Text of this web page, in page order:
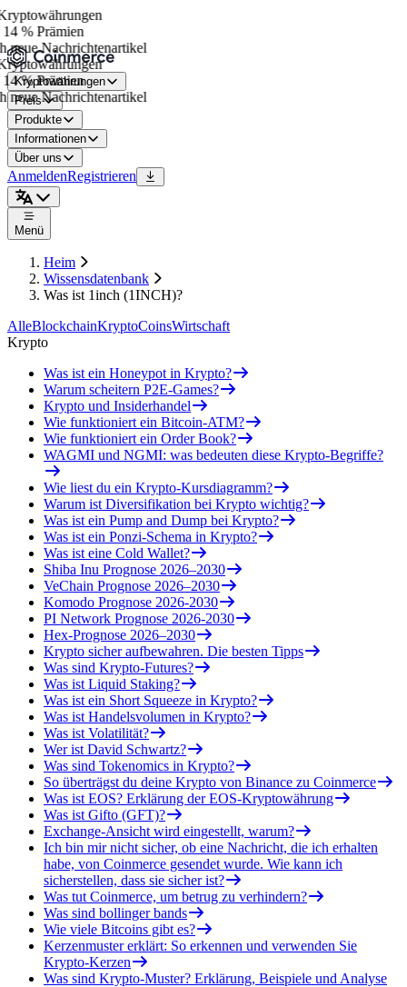
% Prämien
Nachrichtenartikel
% Prämien
Nachrichtenartikel
Kryptowährungen
Preis
Produkte
Informationen
Über uns
AnmeldenRegistrieren
Menü
Heim
Wissensdatenbank
Was ist 1inch (1INCH)?
AlleBlockchainKryptoCoinsWirtschaft
Krypto
Was ist ein Honeypot in Krypto?
Warum scheitern P2E-Games?
Krypto und Insiderhandel
Wie funktioniert ein Bitcoin-ATM?
Wie funktioniert ein Order Book?
WAGMI und NGMI: was bedeuten diese Krypto-Begriffe?
Wie liest du ein Krypto-Kursdiagramm?
Warum ist Diversifikation bei Krypto wichtig?
Was ist ein Pump and Dump bei Krypto?
Was ist ein Ponzi-Schema in Krypto?
Was ist eine Cold Wallet?
Shiba Inu Prognose 2026–2030
VeChain Prognose 2026–2030
Komodo Prognose 2026-2030
PI Network Prognose 2026-2030
Hex-Prognose 2026–2030
Krypto sicher aufbewahren. Die besten Tipps
Was sind Krypto-Futures?
Was ist Liquid Staking?
Was ist ein Short Squeeze in Krypto?
Was ist Handelsvolumen in Krypto?
Was ist Volatilität?
Wer ist David Schwartz?
Was sind Tokenomics in Krypto?
So überträgst du deine Krypto von Binance zu Coinmerce
Was ist EOS? Erklärung der EOS-Kryptowährung
Was ist Gifto (GFT)?
Exchange-Ansicht wird eingestellt, warum?
Ich bin mir nicht sicher, ob eine Nachricht, die ich erhalten
habe, von Coinmerce gesendet wurde. Wie kann ich
sicherstellen, dass sie sicher ist?
Was tut Coinmerce, um betrug zu verhindern?
Was sind bollinger bands
Wie viele Bitcoins gibt es?
Kerzenmuster erklärt: So erkennen und verwenden Sie
Krypto-Kerzen
Was sind Krypto-Muster? Erklärung, Beispiele und Analyse